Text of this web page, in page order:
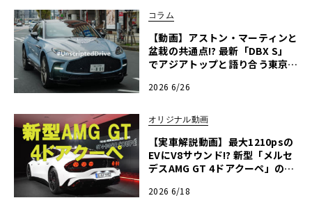
コラム
【動画】アストン・マーティンと
盆栽の共通点!? 最新「DBX S」
でアジアトップと語り合う東京ド
ワセテ 番外編】
2026 6/26
オリジナル動画
【実車解説動画】最大1210psの
EVにV8サウンド!? 新型「メルセ
デスAMG GT 4ドアクーペ」の全
2026 6/18